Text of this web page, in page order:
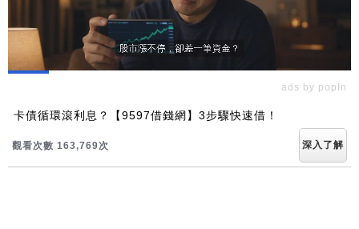
ads by popIn
卡債循環滾利息？【9597借錢網】3步驟快速借！
觀看次數 163,769次 深入了解